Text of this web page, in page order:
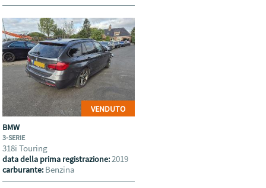
VENDUTO
BMW
3-SERIE
318i Touring
data della prima registrazione:2019
carburante: Benzina